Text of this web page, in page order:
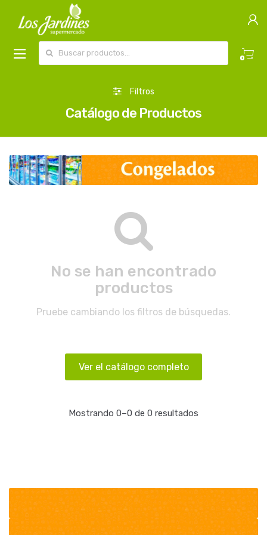
0
Filtros
Catálogo de Productos
No se han encontrado
productos
Pruebe cambiando los filtros de búsquedas.
Ver el catálogo completo
Mostrando 0–0 de 0 resultados